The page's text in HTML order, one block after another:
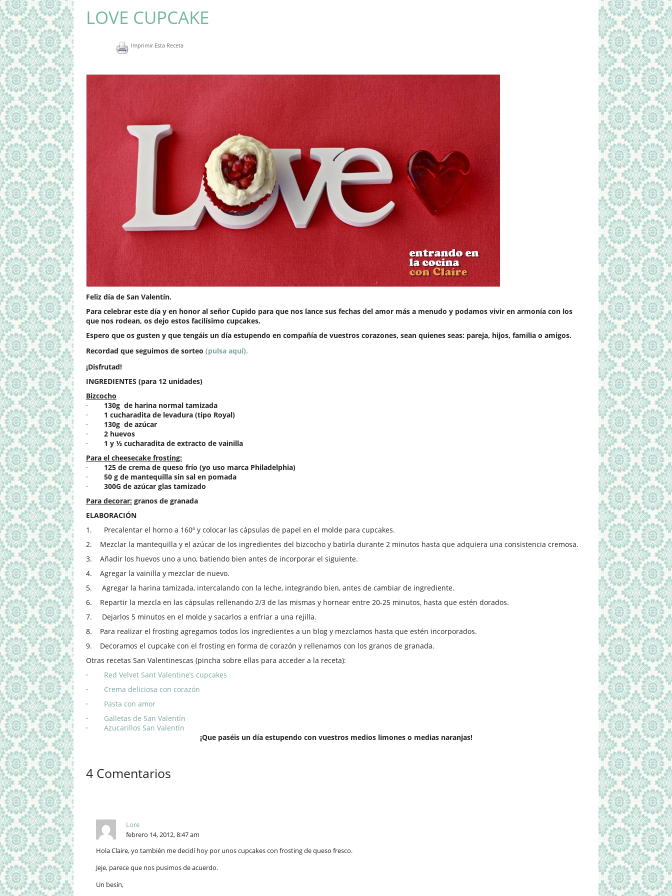
LOVE CUPCAKE
Imprimir Esta Receta
Feliz día de San Valentín.
Para celebrar este día y en honor al señor Cupido para que nos lance sus fechas del amor más a menudo y podamos vivir en armonía con los
que nos rodean, os dejo estos facilísimo cupcakes.
Espero que os gusten y que tengáis un día estupendo en compañía de vuestros corazones, sean quienes seas: pareja, hijos, familia o amigos.
Recordad que seguimos de sorteo (pulsa aquí).
¡Disfrutad!
INGREDIENTES (para 12 unidades)
Bizcocho
·
130g de harina normal tamizada
·
1 cucharadita de levadura (tipo Royal)
·
130g de azúcar
·
2 huevos
·
1 y ½ cucharadita de extracto de vainilla
Para el cheesecake frosting:
·
125 de crema de queso frío (yo uso marca Philadelphia)
·
50 g de mantequilla sin sal en pomada
·
300G de azúcar glas tamizado
Para decorar: granos de granada
ELABORACIÓN
1.
Precalentar el horno a 160º y colocar las cápsulas de papel en el molde para cupcakes.
2.
Mezclar la mantequilla y el azúcar de los ingredientes del bizcocho y batirla durante 2 minutos hasta que adquiera una consistencia cremosa.
3.
Añadir los huevos uno a uno, batiendo bien antes de incorporar el siguiente.
4.
Agregar la vainilla y mezclar de nuevo.
5.
Agregar la harina tamizada, intercalando con la leche, integrando bien, antes de cambiar de ingrediente.
6.
Repartir la mezcla en las cápsulas rellenando 2/3 de las mismas y hornear entre 20-25 minutos, hasta que estén dorados.
7.
Dejarlos 5 minutos en el molde y sacarlos a enfriar a una rejilla.
8.
Para realizar el frosting agregamos todos los ingredientes a un blog y mezclamos hasta que estén incorporados.
9.
Decoramos el cupcake con el frosting en forma de corazón y rellenamos con los granos de granada.
Otras recetas San Valentinescas (pincha sobre ellas para acceder a la receta):
·
Red Velvet Sant Valentine’s cupcakes
·
Crema deliciosa con corazón
·
Pasta con amor
·
Galletas de San Valentín
·
Azucarillos San Valentín
¡Que paséis un día estupendo con vuestros medios limones o medias naranjas!
4 Comentarios
Lore
febrero 14, 2012, 8:47 am
Hola Claire, yo también me decidí hoy por unos cupcakes con frosting de queso fresco.
Jeje, parece que nos pusimos de acuerdo.
Un besín,